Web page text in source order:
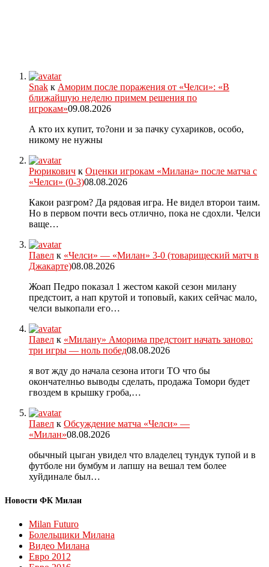
Snak к Аморим после поражения от «Челси»: «В
ближайшую неделю примем решения по
игрокам»09.08.2026
А кто их купит, то?они и за пачку сухариков, особо,
никому не нужны
Рюрикович к Оценки игрокам «Милана» после матча с
«Челси» (0-3)08.08.2026
Какои разгром? Да рядовая игра. Не видел второи таим.
Но в первом почти весь отлично, пока не сдохли. Челси
ваще…
Павел к «Челси» — «Милан» 3-0 (товарищеский матч в
Джакарте)08.08.2026
Жоап Педро показал 1 жестом какой сезон милану
предстоит, а нап крутой и топовый, каких сейчас мало,
челси выкопали его…
Павел к «Милану» Аморима предстоит начать заново:
три игры — ноль побед08.08.2026
я вот жду до начала сезона итоги ТО что бы
окончателньо выводы сделать, продажа Томори будет
гвоздем в крышку гроба,…
Павел к Обсуждение матча «Челси» —
«Милан»08.08.2026
обычный цыган увидел что владелец тундук тупой и в
футболе ни бумбум и лапшу на вешал тем более
хуйдинале был…
Новости ФК Милан
Milan Futuro
Болельщики Милана
Видео Милана
Евро 2012